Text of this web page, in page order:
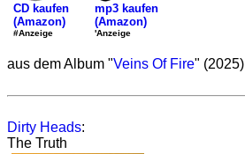
CD kaufen
(Amazon)
#Anzeige
mp3 kaufen
(Amazon)
'Anzeige
aus dem Album "Veins Of Fire" (2025)
Dirty Heads:
The Truth